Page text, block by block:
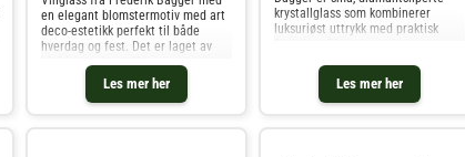
Les mer her
en elegant blomstermotiv med art
deco-estetikk perfekt til både
hverdag og fest. Det er laget av
blyfri, tynn krystall i
premiumkvalitet med en unik
klarhet. Vinglasset har en bred
kopp perfekt for kraftige rødviner.
Les mer her
krystallglass som kombinerer
luksuriøst uttrykk med praktisk
den vakre detaljeringen fanger
lyset på en måte som